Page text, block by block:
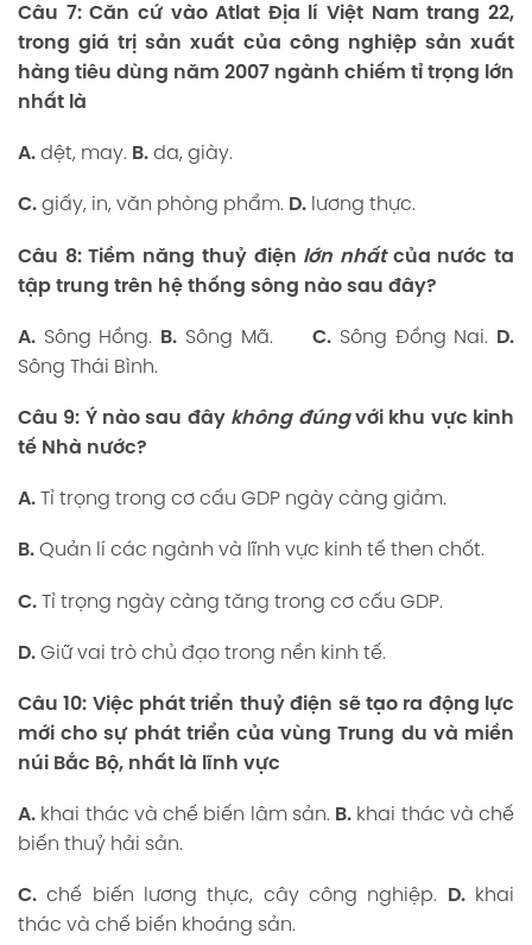
Câu 7:Căn cứ vào Atlat Địa lí Việt Nam trang 22,
trong giá trị sản xuất của công nghiệp sản xuất
hàng tiêu dùng năm 2007 ngành chiếm tỉ trọng lớn
nhất là
A. dệt, may. B. da, giày.
C. giấy, in, văn phòng phẩm. D. lương thực.
Câu 8:Tiềm năng thuỷ điện lớn nhất của nước ta
tập trung trên hệ thống sông nào sau đây?
A. Sông Hồng. B. Sông Mã.C. Sông Đồng Nai. D.
Sông Thái Bình.
Câu 9: Ýnào sau đây không đúngvới khu vực kinh
tế N hà nước?
A. Tỉ trọng trong cơ cấu GDP ngày càng giảm.
B. Quản lí các ngành và lĩnh vực kinh tế then chốt.
C. Tỉ trọng ngày càng tăng trong cơ cấu GDP.
D. Giữ vai trò chủ đạo trong nền kinh tế.
Câu 10: Việc phát triển thuỷ điện sẽ tạo ra động lực
mới cho sự phát triển của vùng Trung du và miền
núi Bắc Bộ, nhất là lĩnh vực
A. khai thác và chế biến lâm sản. B. khai thác và chế
biến thuỷ hải sản.
C.chế biến lương thực, cây công nghiệp. D. khai
thác và chế biến khoáng sản.